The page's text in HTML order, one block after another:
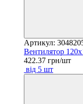
Артикул:
Вентилятор
422.37 грн/шт
від 5 шт